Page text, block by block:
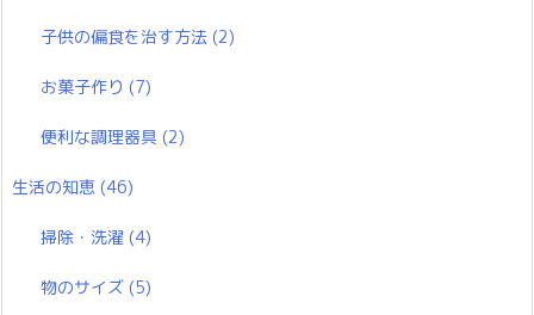
子供の偏食を治す方法 (2)
お菓子作り (7)
便利な調理器具 (2)
生活の知恵 (46)
掃除・洗濯 (4)
物のサイズ (5)